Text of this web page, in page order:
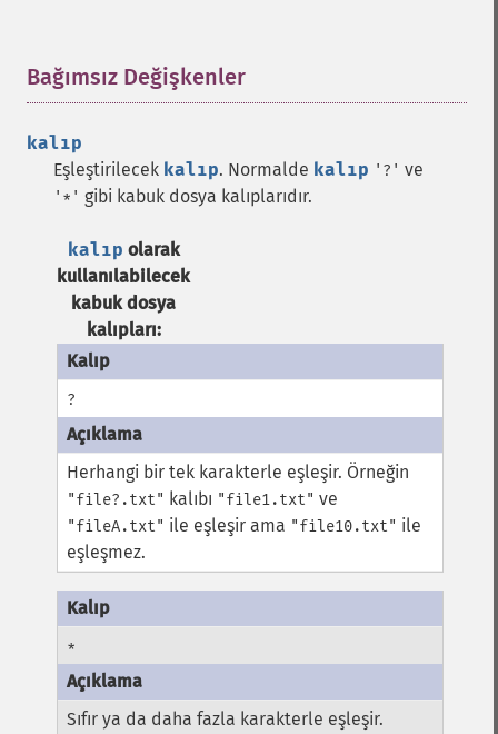
Bağımsız Değişkenler
kalıp
Eşleştirilecek kalıp. Normalde kalıp '?' ve
'*' gibi kabuk dosya kalıplarıdır.
kalıp olarak
kullanılabilecek
kabuk dosya
kalıpları:
?
Herhangi bir tek karakterle eşleşir. Örneğin
"file?.txt" kalıbı "file1.txt" ve
"fileA.txt" ile eşleşir ama "file10.txt" ile
eşleşmez.
*
Sıfır ya da daha fazla karakterle eşleşir.